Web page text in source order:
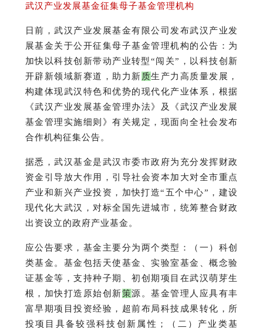
武汉产业发展基金征集母子基金管理机构
日前，武汉产业发展基金有限公司发布武汉产业发
展基金关于公开征集母子基金管理机构的公告： 为
加快以科技创新带动产业转型“闯关”，以科技创新
开辟新领域新赛道，助力新 质生产力高质量发展，
构建体现武汉特色和优势的现代化产业体系，根据
《武汉产业发展基金管理办法》及《武汉产业发展
基金管理实施细则》有关规定，现面向全社会发布
合作机构征集公告。
据悉，武汉基金是武汉市委市政府为充分发挥财政
资金引导放大作用，引导社会资本加大对全市重点
产业和新兴产业投资，加快打造“五个中心”，建设
现代化大武汉，对标全国先进城市，统筹整合财政
出资设立的政府产业基金。
应公告要求，基金主要分为两个类型：（一）科创
类基金。基金包括天使基金、实验室基金、概念验
证基金等，支持种子期、初创期项目在武汉萌芽生
根，加快打造原始创新策源。基金管理人应具有丰
富早期项目投资经验，超前布局科技成果转化，所
投项目具备较强科技创新属性；（二）产业类基